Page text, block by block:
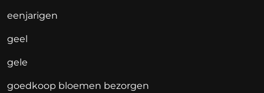
eenjarigen
geel
gele
goedkoop bloemen bezorgen